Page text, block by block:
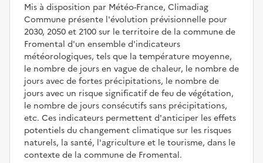
Mis à disposition par Météo-France, Climadiag
Commune présente l'évolution prévisionnelle pour
2030, 2050 et 2100 sur le territoire de la commune de
Fromental d'un ensemble d'indicateurs
météorologiques, tels que la température moyenne,
le nombre de jours en vague de chaleur, le nombre de
jours avec de fortes précipitations, le nombre de
jours avec un risque significatif de feu de végétation,
le nombre de jours consécutifs sans précipitations,
etc. Ces indicateurs permettent d'anticiper les effets
potentiels du changement climatique sur les risques
naturels, la santé, l'agriculture et le tourisme, dans le
contexte de la commune de Fromental.